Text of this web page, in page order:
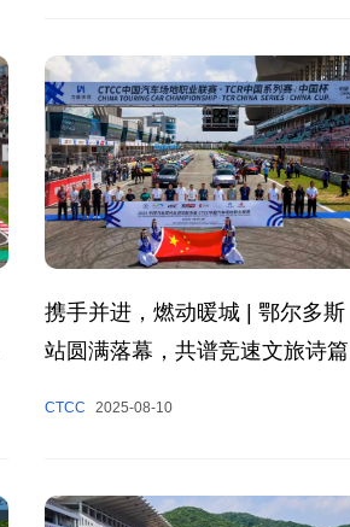
携手并进，燃动暖城 | 鄂尔多斯
站圆满落幕，共谱竞速文旅诗篇
CTCC 2025-08-10